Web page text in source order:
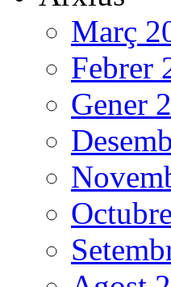
Març
Febrer
Gener